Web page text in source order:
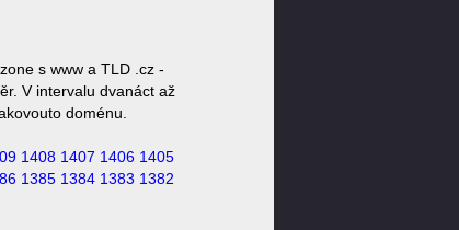
s www a TLD .cz -
V intervalu dvanáct až
doménu.
1408 1407 1406 1405
1385 1384 1383 1382